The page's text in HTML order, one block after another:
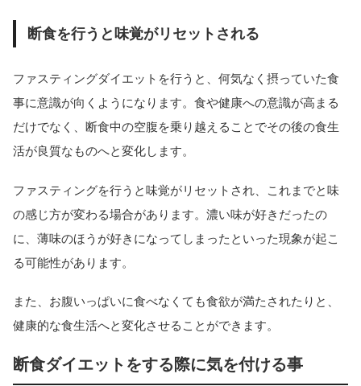
断食を行うと味覚がリセットされる
ファスティングダイエットを行うと、何気なく摂っていた食
事に意識が向くようになります。食や健康への意識が高まる
だけでなく、断食中の空腹を乗り越えることでその後の食生
活が良質なものへと変化します。
ファスティングを行うと味覚がリセットされ、これまでと味
の感じ方が変わる場合があります。濃い味が好きだったの
に、薄味のほうが好きになってしまったといった現象が起こ
る可能性があります。
また、お腹いっぱいに食べなくても食欲が満たされたりと、
健康的な食生活へと変化させることができます。
断食ダイエットをする際に気を付ける事